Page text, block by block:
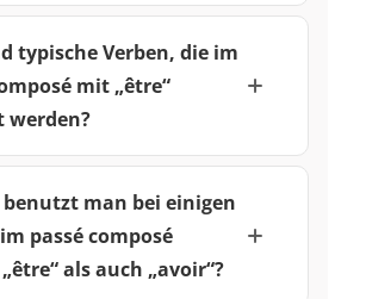
typische Verben, die im
mit „être“
werden?
man bei einigen
passé composé
als auch „avoir“?